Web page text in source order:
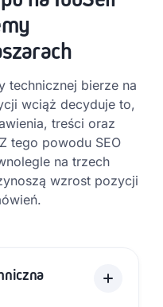
technicznej bierze na
wciąż decyduje to,
treści oraz
tego powodu SEO
na trzech
wzrost pozycji